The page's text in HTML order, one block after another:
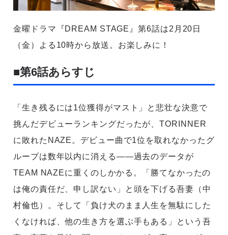
金曜ドラマ『DREAM STAGE』第6話は2月20日
（金）よる10時から放送。お楽しみに！
■第6話あらすじ
「生き残るには1位獲得がマスト」と悲壮な決意で
挑んだデビューランキングだったが、TORINNER
に敗れたNAZE。デビュー曲で1位を取れなかったグ
ループは数年以内に消える――過去のデータが
TEAM NAZEに重くのしかかる。「勝てなかったの
は俺の責任だ、申し訳ない」と頭を下げる吾妻（中
村倫也）。そして「負け犬のまま人生を無駄にした
くなければ、他の生き方を選ぶ手もある」という吾